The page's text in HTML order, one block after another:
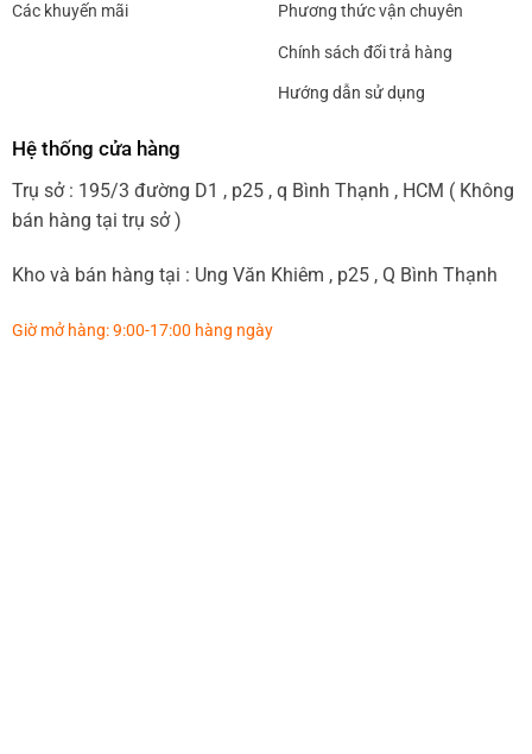
Các khuyến mãi Phương thức vận chuyên
Chính sách đổi trả hàng
Hướng dẫn sử dụng
Hệ thống cửa hàng
Trụ sở : 195/3 đường D1 , p25 , q Bình Thạnh , HCM ( Không
bán hàng tại trụ sở )
Kho và bán hàng tại : Ung Văn Khiêm , p25 , Q Bình Thạnh
Giờ mở hàng: 9:00-17:00 hàng ngày